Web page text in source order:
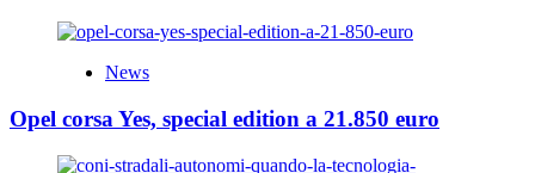
News
Opel corsa Yes, special edition a 21.850 euro